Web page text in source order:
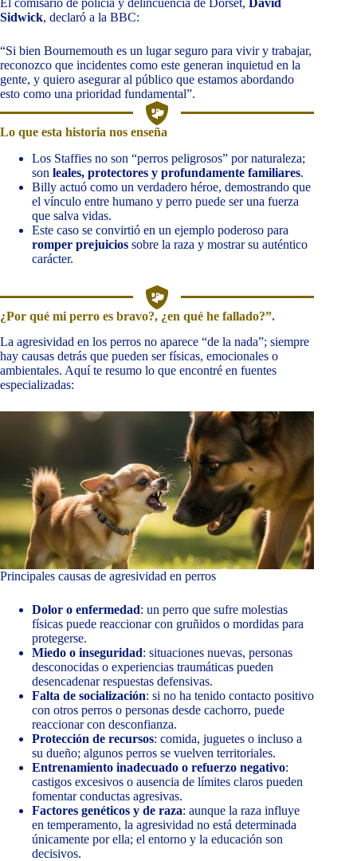
Sidwick, declaró a la BBC:
“Si bien Bournemouth es un lugar seguro para vivir y trabajar,
reconozco que incidentes como este generan inquietud en la
gente, y quiero asegurar al público que estamos abordando
esto como una prioridad fundamental”.
Lo que esta historia nos enseña
Los Staffies no son “perros peligrosos” por naturaleza;
son leales, protectores y profundamente familiares.
Billy actuó como un verdadero héroe, demostrando que
el vínculo entre humano y perro puede ser una fuerza
que salva vidas.
Este caso se convirtió en un ejemplo poderoso para
romper prejuicios sobre la raza y mostrar su auténtico
carácter.
¿Por qué mi perro es bravo?, ¿en qué he fallado?”.
La agresividad en los perros no aparece “de la nada”; siempre
hay causas detrás que pueden ser físicas, emocionales o
ambientales. Aquí te resumo lo que encontré en fuentes
especializadas:
Principales causas de agresividad en perros
Dolor o enfermedad: un perro que sufre molestias
físicas puede reaccionar con gruñidos o mordidas para
protegerse.
Miedo o inseguridad: situaciones nuevas, personas
desconocidas o experiencias traumáticas pueden
desencadenar respuestas defensivas.
Falta de socialización: si no ha tenido contacto positivo
con otros perros o personas desde cachorro, puede
reaccionar con desconfianza.
Protección de recursos: comida, juguetes o incluso a
su dueño; algunos perros se vuelven territoriales.
Entrenamiento inadecuado o refuerzo negativo:
castigos excesivos o ausencia de límites claros pueden
fomentar conductas agresivas.
Factores genéticos y de raza: aunque la raza influye
en temperamento, la agresividad no está determinada
únicamente por ella; el entorno y la educación son
decisivos.